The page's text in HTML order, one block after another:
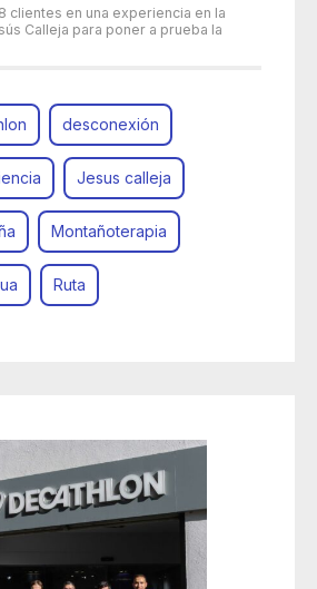
clientes en una experiencia en la
Calleja para poner a prueba la
desconexión
Jesus calleja
Montañoterapia
Ruta